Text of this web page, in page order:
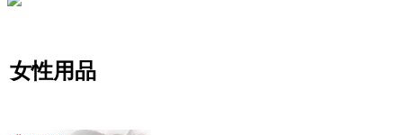
女性用品